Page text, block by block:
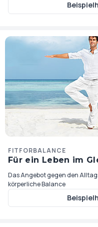
FITFORBALANCE
Für ein Leben im
Das Angebot gegen den
körperliche Balance